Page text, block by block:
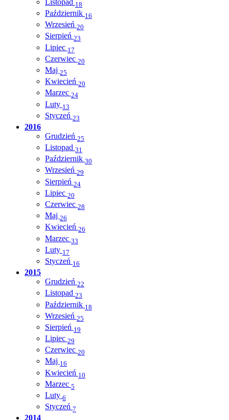
18
Październik 16
Wrzesień 20
Sierpień 23
Lipiec 17
Czerwiec 20
Maj 25
Kwiecień 20
Marzec 24
Luty 13
Styczeń 23
2016
Grudzień 25
Listopad 31
Październik 30
Wrzesień 29
Sierpień 24
Lipiec 20
Czerwiec 28
Maj 26
Kwiecień 26
Marzec 33
Luty 17
Styczeń 16
2015
Grudzień 22
Listopad 23
Październik 18
Wrzesień 25
Sierpień 19
Lipiec 29
Czerwiec 20
Maj 16
Kwiecień 10
Marzec 5
Luty 6
Styczeń 7
2014